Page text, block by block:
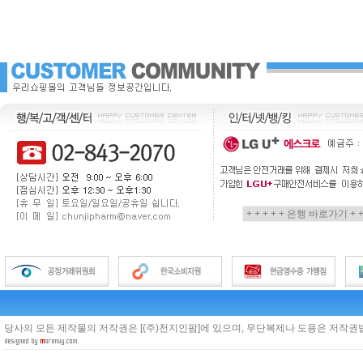
당사의 모든 제작물의 저작권은 [(주)천지인팜]에 있으며, 무단복제나 도용은 저작